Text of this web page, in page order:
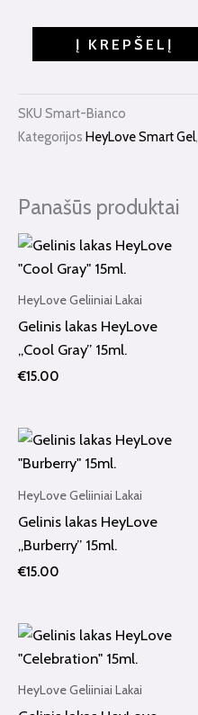
Smart
"Bianco"
15ml.
blizgučiu)
Į KREPŠELĮ
SKU Smart-Bianco
Kategorijos HeyLove Smart Gel,
Panašūs produktai
HeyLove Geliiniai Lakai
Gelinis lakas HeyLove
„Cool Gray” 15ml.
€15.00
HeyLove Geliiniai Lakai
Gelinis lakas HeyLove
„Burberry” 15ml.
€15.00
HeyLove Geliiniai Lakai